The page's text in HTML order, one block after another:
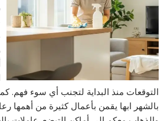
التوقعات منذ البداية لتجنب أي سوء فهم.
بالشهر ابها يقمن بأعمال كثيرة من أهمها